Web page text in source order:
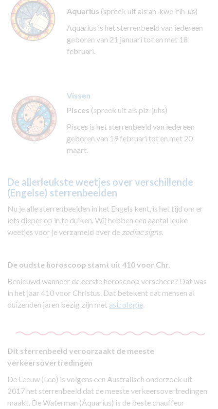
Aquarius (spreek uit als ah-kwe-rih-us)
Aquarius is het sterrenbeeld van iedereen
geboren van 21 januari tot en met 18
februari.
Vissen
Pisces (spreek uit als piz-juhs)
Pisces is het sterrenbeeld van iedereen
geboren van 19 februari tot en met 20
maart.
De allerleukste weetjes over verschillende
(Engelse) sterrenbeelden
Nu je alle sterrenbeelden in het Engels kent, is het tijd om er
iets dieper op in te duiken. Wij hebben een aantal leuke
weetjes voor je verzameld over de zodiac signs.
De oudste horoscoop stamt uit 410 voor Chr.
Benieuwd wanneer de eerste horoscoop verscheen? Dat was
in het jaar 410 voor Christus. Dat betekent dat mensen al
duizenden jaren bezig zijn met astrologie.
Dit sterrenbeeld veroorzaakt de meeste
verkeersovertredingen
De Leeuw (Leo) is volgens een Australisch onderzoek uit
2017 het sterrenbeeld dat de meeste verkeersovertredingen
maakt. De Waterman (Aquarius) is de beste chauffeur